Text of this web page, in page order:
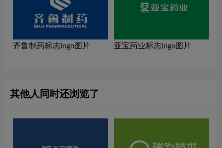
齐鲁制药标志logo图片 亚宝药业标志logo图片
其他人同时还浏览了